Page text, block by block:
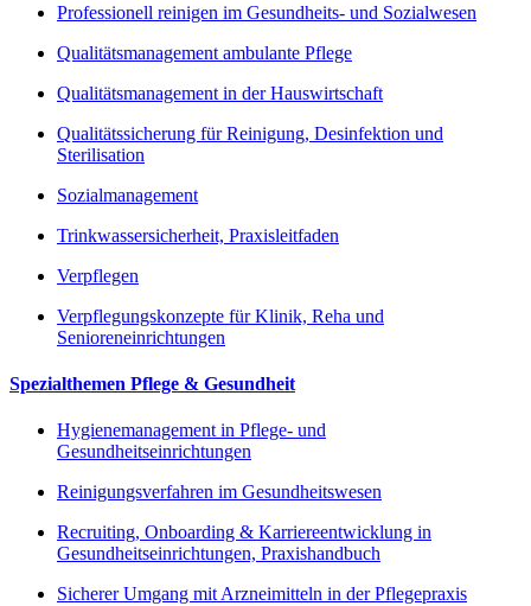
Professionell reinigen im Gesundheits- und Sozialwesen
Qualitätsmanagement ambulante Pflege
Qualitätsmanagement in der Hauswirtschaft
Qualitätssicherung für Reinigung, Desinfektion und
Sterilisation
Sozialmanagement
Trinkwassersicherheit, Praxisleitfaden
Verpflegen
Verpflegungskonzepte für Klinik, Reha und
Senioreneinrichtungen
Spezialthemen Pflege & Gesundheit
Hygienemanagement in Pflege- und
Gesundheitseinrichtungen
Reinigungsverfahren im Gesundheitswesen
Recruiting, Onboarding & Karriereentwicklung in
Gesundheitseinrichtungen, Praxishandbuch
Sicherer Umgang mit Arzneimitteln in der Pflegepraxis